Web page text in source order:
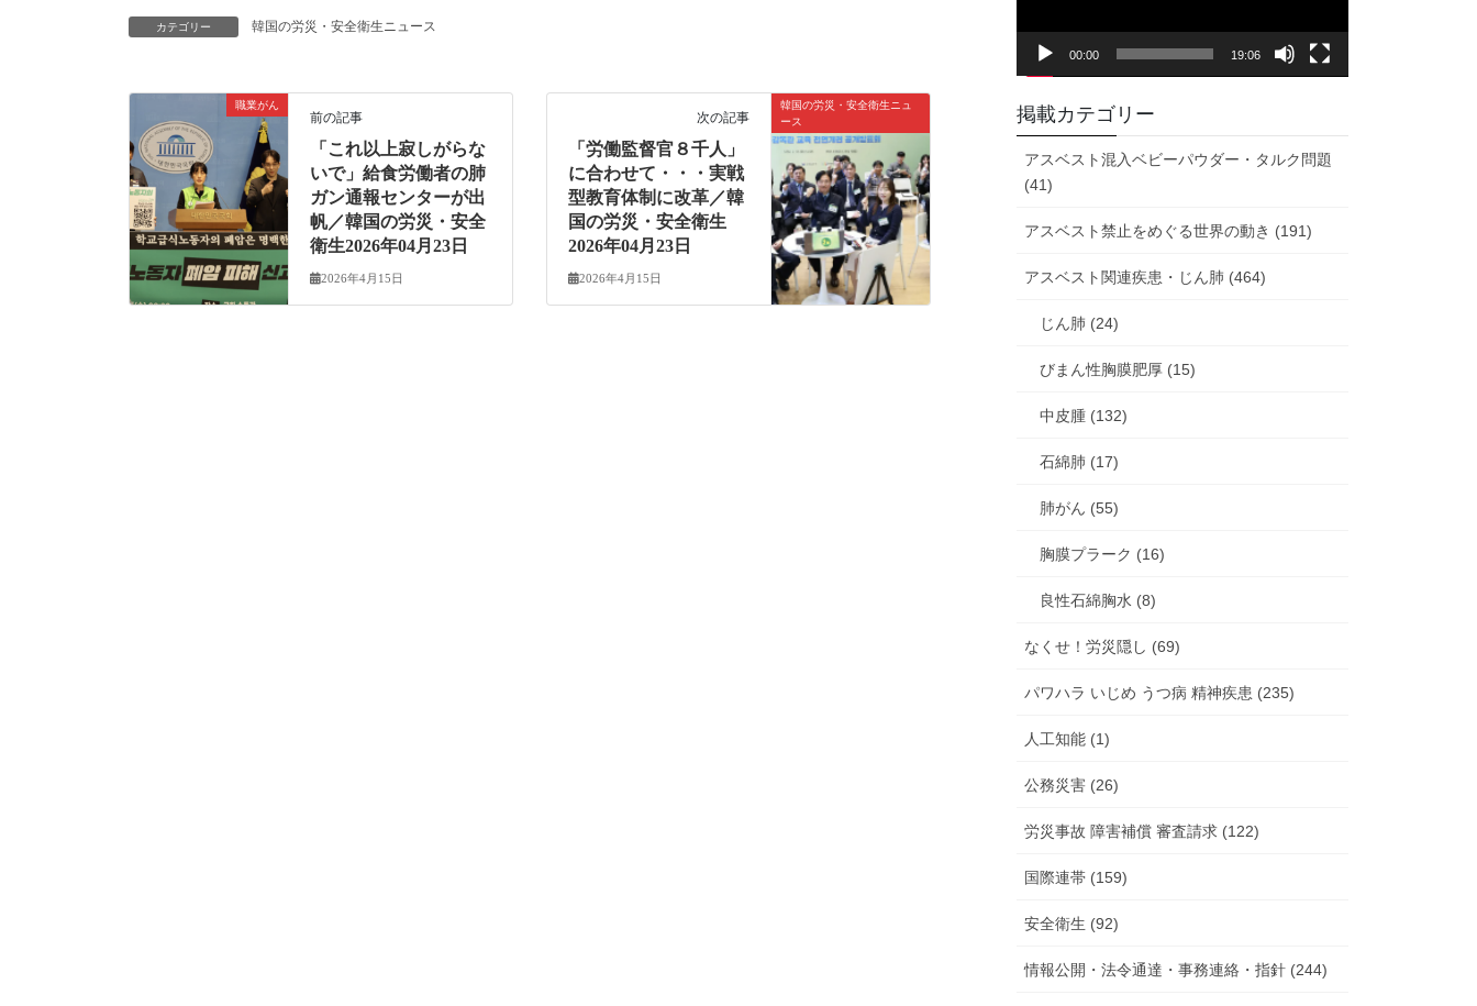
カテゴリー 韓国の労災・安全衛生ニュース
職業がん
前の記事
「これ以上寂しがらな
いで」給食労働者の肺
ガン通報センターが出
帆／韓国の労災・安全
衛生2026年04月23日
2026年4月15日
韓国の労災・安全衛生ニュ
ース
次の記事
「労働監督官８千人」
に合わせて・・・実戦
型教育体制に改革／韓
国の労災・安全衛生
2026年04月23日
2026年4月15日
ヤ
00:00 19:06
掲載カテゴリー
アスベスト混入ベビーパウダー・タルク問題
(41)
アスベスト禁止をめぐる世界の動き (191)
アスベスト関連疾患・じん肺 (464)
じん肺 (24)
びまん性胸膜肥厚 (15)
中皮腫 (132)
石綿肺 (17)
肺がん (55)
胸膜プラーク (16)
良性石綿胸水 (8)
なくせ！労災隠し (69)
パワハラ いじめ うつ病 精神疾患 (235)
人工知能 (1)
公務災害 (26)
労災事故 障害補償 審査請求 (122)
国際連帯 (159)
安全衛生 (92)
情報公開・法令通達・事務連絡・指針 (244)